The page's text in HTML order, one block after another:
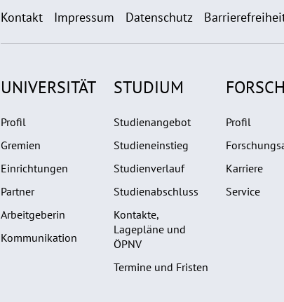
Kontakt Impressum Datenschutz
UNIVERSITÄT
Profil
Gremien
Einrichtungen
Partner
Arbeitgeberin
Kommunikation
STUDIUM
Studienangebot
Studieneinstieg
Studienverlauf
Studienabschluss
Kontakte,
Lagepläne und
ÖPNV
Termine und Fristen
Profil
Karriere
Service